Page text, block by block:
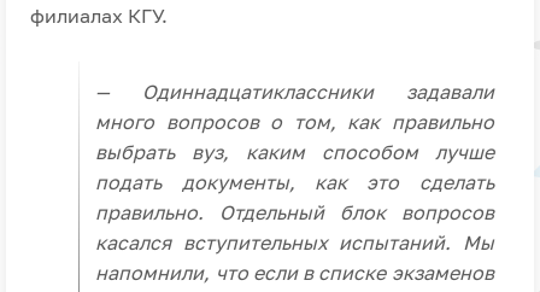
филиалах КГУ.
— Одиннадцатиклассники задавали
много вопросов о том, как правильно
выбрать вуз, каким способом лучше
подать документы, как это сделать
правильно. Отдельный блок вопросов
касался вступительных испытаний. Мы
напомнили, что если в списке экзаменов